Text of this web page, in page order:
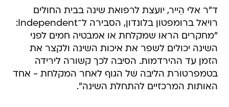
ד"ר אלי הֵייר, יועצת לרפואת שינה בבית החולים
רויאל ברומפטון בלונדון, הסבירה ל־Independent:
"מחקרים הראו שמקלחת או אמבטיה חמים לפני
השינה יכולים לשפר את איכות השינה ולקצר את
הזמן עד ההירדמות. הסיבה לכך קשורה לירידה
בטמפרטורת הליבה של הגוף לאחר המקלחת - אחד
האותות המרכזיים להתחלת השינה".